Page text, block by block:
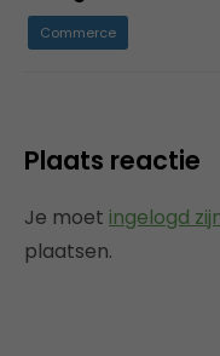
Commerce
Plaats reactie
Je moet ingelogd
plaatsen.